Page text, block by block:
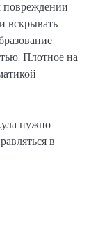
повреждении
вскрывать
Плотное на
нужно
в